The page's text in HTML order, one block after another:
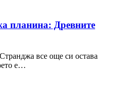
планина: Древните
все още си остава
е…